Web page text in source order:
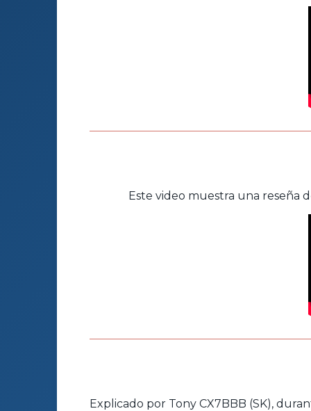
Este video muestra una reseña
Explicado por Tony CX7BBB (SK),